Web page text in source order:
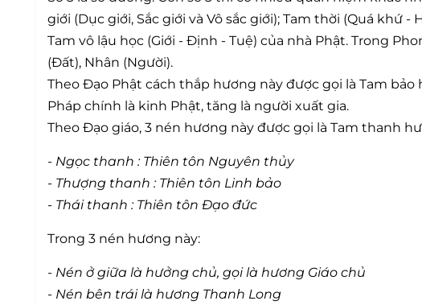
giới (Dục giới, Sắc giới và Vô sắc giới); Tam thời (Quá khứ -
Tam vô lậu học (Giới - Định - Tuệ) của nhà Phật. Trong
(Đất), Nhân (Người).
Theo Đạo Phật cách thắp hương này được gọi là Tam
Pháp chính là kinh Phật, tăng là người xuất gia.
Theo Đạo giáo, 3 nén hương này được gọi là Tam thanh
- Ngọc thanh : Thiên tôn Nguyên thủy
- Thượng thanh : Thiên tôn Linh bảo
- Thái thanh : Thiên tôn Đạo đức
Trong 3 nén hương này:
- Nén ở giữa là hưởng chủ, gọi là hương Giáo chủ
- Nén bên trái là hương Thanh Long